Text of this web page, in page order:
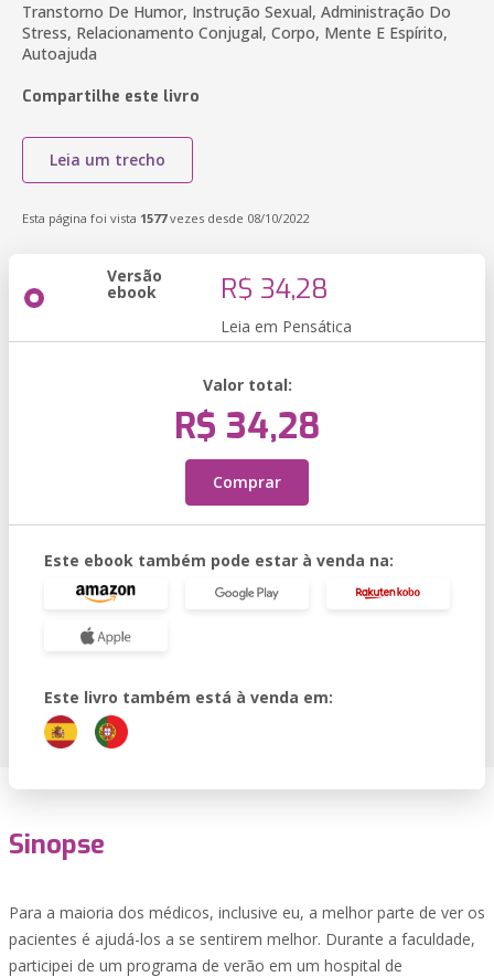
Transtorno De Humor, Instrução Sexual, Administração Do
Stress, Relacionamento Conjugal, Corpo, Mente E Espírito,
Autoajuda
Compartilhe este livro
Leia um trecho
Esta página foi vista 1577vezes desde 08/10/2022
Versão
ebook R$ 34,28
Leia em Pensática
Valor total:
R$ 34,28
Comprar
Este ebook também pode estar à venda na:
Este livro também está à venda em:
Sinopse
Para a maioria dos médicos, inclusive eu, a melhor parte de ver os
pacientes é ajudá-los a se sentirem melhor. Durante a faculdade,
participei de um programa de verão em um hospital de